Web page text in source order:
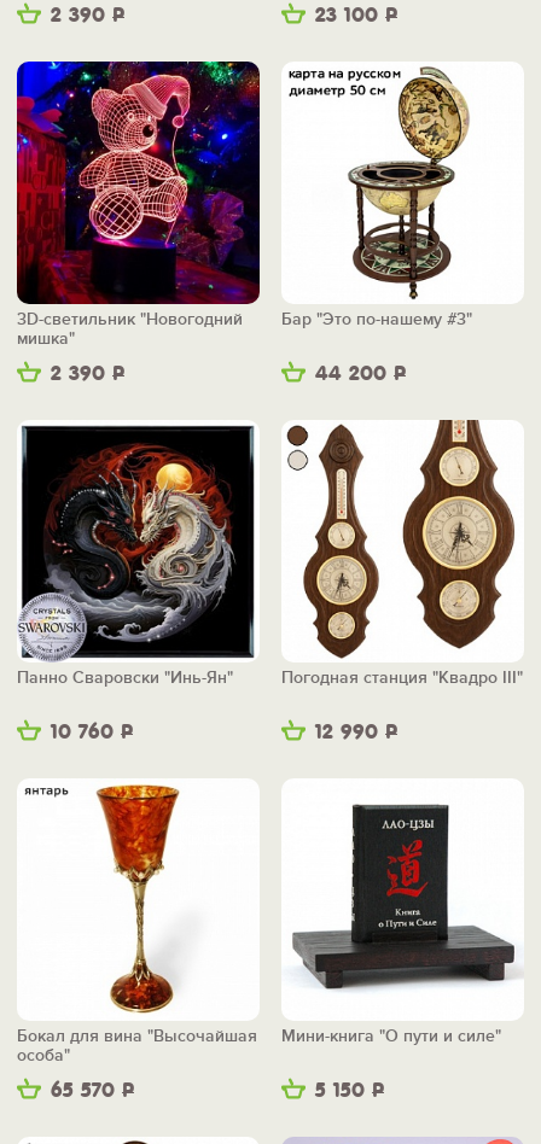
2 390 Р
23 100 Р
2 390 Р
3D-светильник "Новогодний
мишка"
44 200 Р
Бар "Это по-нашему #3"
10 760 Р
Панно Сваровски "Инь-Ян"
12 990 Р
Погодная станция "Квадро III"
65 570 Р
Бокал для вина "Высочайшая
особа"
5 150 Р
Мини-книга "О пути и силе"